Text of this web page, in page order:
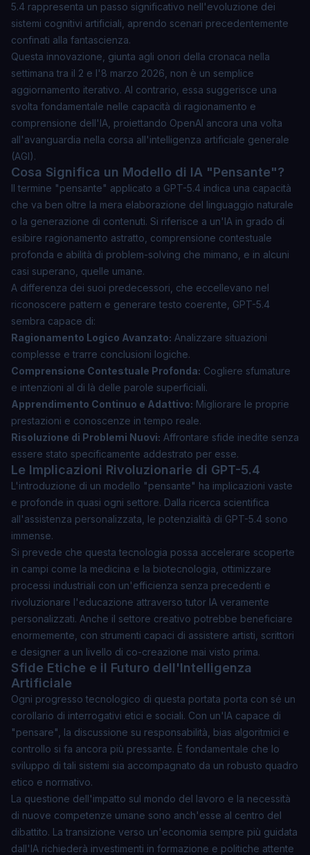
5.4 rappresenta un passo significativo nell'evoluzione dei
sistemi cognitivi artificiali, aprendo scenari precedentemente
confinati alla fantascienza.
Questa innovazione, giunta agli onori della cronaca nella
settimana tra il 2 e l'8 marzo 2026, non è un semplice
aggiornamento iterativo. Al contrario, essa suggerisce una
svolta fondamentale nelle capacità di ragionamento e
comprensione dell'IA, proiettando OpenAI ancora una volta
all'avanguardia nella corsa all'intelligenza artificiale generale
(AGI).
Cosa Significa un Modello di IA "Pensante"?
Il termine "pensante" applicato a GPT-5.4 indica una capacità
che va ben oltre la mera elaborazione del linguaggio naturale
o la generazione di contenuti. Si riferisce a un'IA in grado di
esibire ragionamento astratto , comprensione contestuale
profonda e abilità di problem-solving che mimano, e in alcuni
casi superano, quelle umane.
A differenza dei suoi predecessori, che eccellevano nel
riconoscere pattern e generare testo coerente, GPT-5.4
sembra capace di:
Ragionamento Logico Avanzato: Analizzare situazioni
complesse e trarre conclusioni logiche.
Comprensione Contestuale Profonda: Cogliere sfumature
e intenzioni al di là delle parole superficiali.
Apprendimento Continuo e Adattivo: Migliorare le proprie
prestazioni e conoscenze in tempo reale.
Risoluzione di Problemi Nuovi: Affrontare sfide inedite senza
essere stato specificamente addestrato per esse.
Le Implicazioni Rivoluzionarie di GPT-5.4
L'introduzione di un modello "pensante" ha implicazioni vaste
e profonde in quasi ogni settore. Dalla ricerca scientifica
all'assistenza personalizzata, le potenzialità di GPT-5.4 sono
immense.
Si prevede che questa tecnologia possa accelerare scoperte
in campi come la medicina e la biotecnologia, ottimizzare
processi industriali con un'efficienza senza precedenti e
rivoluzionare l'educazione attraverso tutor IA veramente
personalizzati. Anche il settore creativo potrebbe beneficiare
enormemente, con strumenti capaci di assistere artisti, scrittori
e designer a un livello di co-creazione mai visto prima.
Sfide Etiche e il Futuro dell'Intelligenza
Artificiale
Ogni progresso tecnologico di questa portata porta con sé un
corollario di interrogativi etici e sociali. Con un'IA capace di
"pensare", la discussione su responsabilità, bias algoritmici e
controllo si fa ancora più pressante. È fondamentale che lo
sviluppo di tali sistemi sia accompagnato da un robusto quadro
etico e normativo.
La questione dell'impatto sul mondo del lavoro e la necessità
di nuove competenze umane sono anch'esse al centro del
dibattito. La transizione verso un'economia sempre più guidata
dall'IA richiederà investimenti in formazione e politiche attente